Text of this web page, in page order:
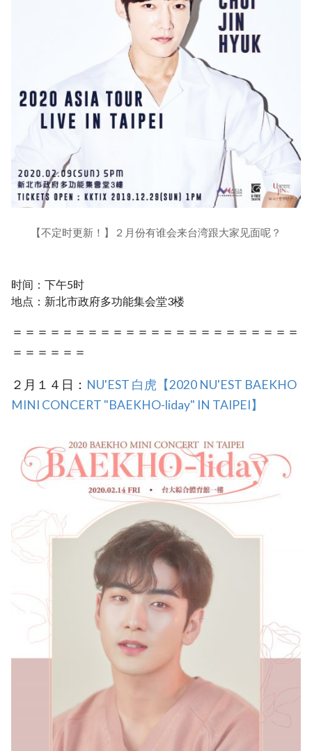
【不定时更新！】２月份有谁会来台湾跟大家见面呢？
时间：下午5时
地点：新北市政府多功能集会堂3楼
＝＝＝＝＝＝＝＝＝＝＝＝＝＝＝＝＝＝＝＝＝＝＝
＝＝＝＝＝＝
２月１４日： NU'EST 白虎【2020 NU'EST BAEKHO
MINI CONCERT "BAEKHO-liday" IN TAIPEI】